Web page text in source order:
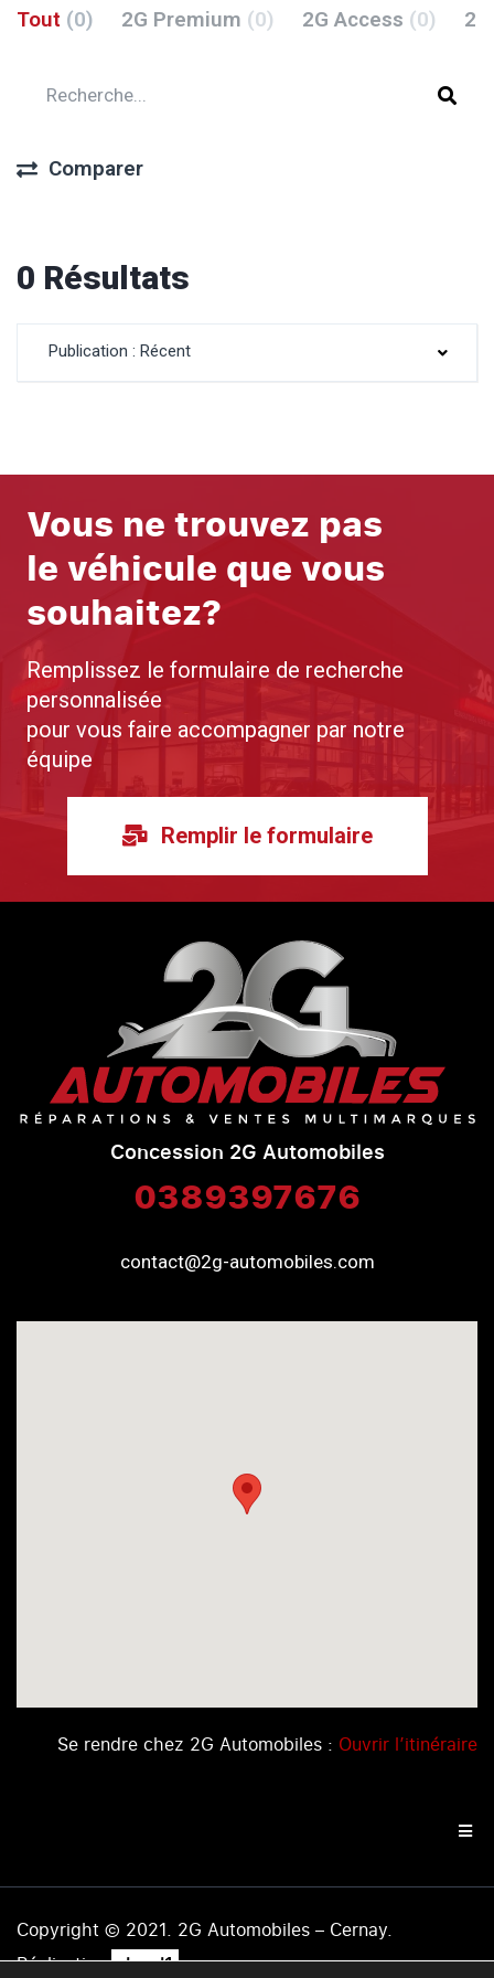
Tout (0) 2G Premium (0) 2G Access (0)
Comparer
0 Résultats
Publication : Récent
Vous ne trouvez pas
le véhicule que vous
souhaitez?
Remplissez le formulaire de recherche
personnalisée
pour vous faire accompagner par notre
équipe
Remplir le formulaire
Concession 2G Automobiles
0389397676
contact@2g-automobiles.com
Se rendre chez 2G Automobiles : Ouvrir l’itinéraire
Copyright © 2021. 2G Automobiles – Cernay.
Réalisation .level1